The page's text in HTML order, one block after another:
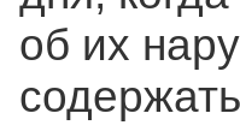
об их